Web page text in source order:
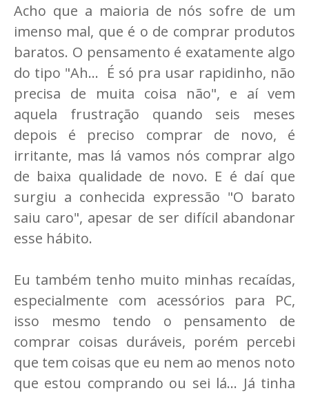
Acho que a maioria de nós sofre de um
imenso mal, que é o de comprar produtos
baratos. O pensamento é exatamente algo
do tipo "Ah... É só pra usar rapidinho, não
precisa de muita coisa não", e aí vem
aquela frustração quando seis meses
depois é preciso comprar de novo, é
irritante, mas lá vamos nós comprar algo
de baixa qualidade de novo. E é daí que
surgiu a conhecida expressão "O barato
saiu caro", apesar de ser difícil abandonar
esse hábito.
Eu também tenho muito minhas recaídas,
especialmente com acessórios para PC,
isso mesmo tendo o pensamento de
comprar coisas duráveis, porém percebi
que tem coisas que eu nem ao menos noto
que estou comprando ou sei lá... Já tinha